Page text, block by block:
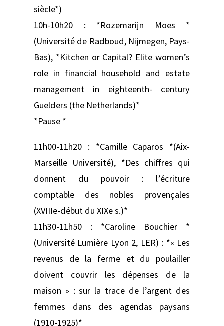
siècle*)
10h-10h20 : *Rozemarijn Moes *
(Université de Radboud, Nijmegen, Pays-
Bas), *Kitchen or Capital? Elite women’s
role in financial household and estate
management in eighteenth- century
Guelders (the Netherlands)*
*Pause *
11h00-11h20 : *Camille Caparos *(Aix-
Marseille Université), *Des chiffres qui
donnent du pouvoir : l’écriture
comptable des nobles provençales
(XVIIIe-début du XIXe s.)*
11h30-11h50 : *Caroline Bouchier *
(Université Lumière Lyon 2, LER) : *« Les
revenus de la ferme et du poulailler
doivent couvrir les dépenses de la
maison » : sur la trace de l’argent des
femmes dans des agendas paysans
(1910-1925)*